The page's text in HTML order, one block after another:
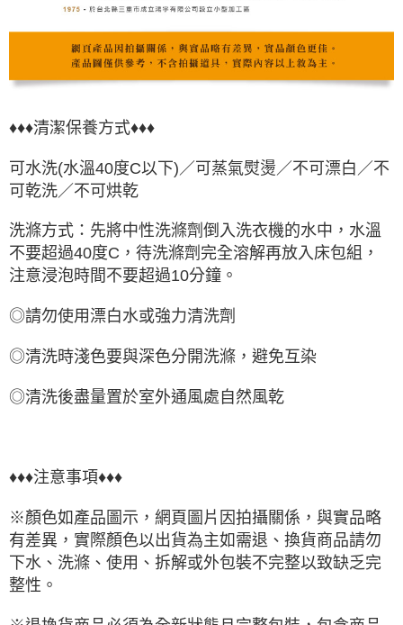
♦♦♦清潔保養方式♦♦♦
可水洗(水溫40度C以下)／可蒸氣熨燙／不可漂白／不
可乾洗／不可烘乾
洗滌方式：先將中性洗滌劑倒入洗衣機的水中，水溫
不要超過40度C，待洗滌劑完全溶解再放入床包組，
注意浸泡時間不要超過10分鐘。
◎請勿使用漂白水或強力清洗劑
◎清洗時淺色要與深色分開洗滌，避免互染
◎清洗後盡量置於室外通風處自然風乾
♦♦♦注意事項♦♦♦
※顏色如產品圖示，網頁圖片因拍攝關係，與實品略
有差異，實際顏色以出貨為主如需退、換貨商品請勿
下水、洗滌、使用、拆解或外包裝不完整以致缺乏完
整性。